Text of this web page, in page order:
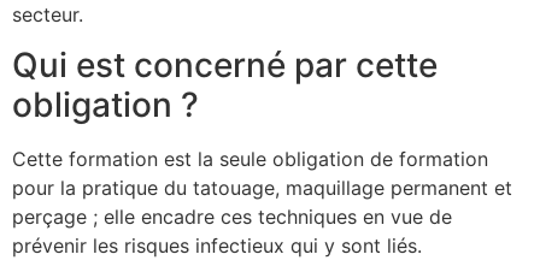
secteur.
Qui est concerné par cette
obligation ?
Cette formation est la seule obligation de formation
pour la pratique du tatouage, maquillage permanent et
perçage ; elle encadre ces techniques en vue de
prévenir les risques infectieux qui y sont liés.